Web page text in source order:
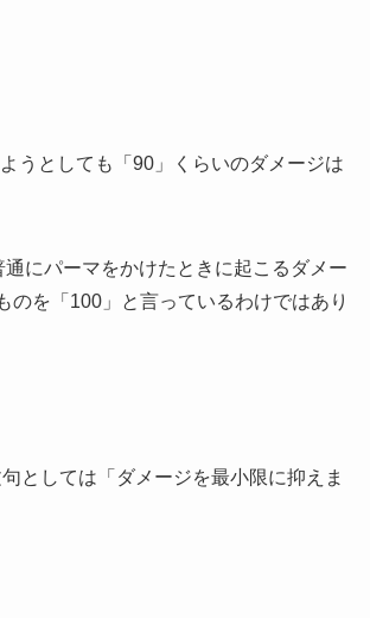
うとしても「90」くらいのダメージは
にパーマをかけたときに起こるダメー
を「100」と言っているわけではあり
としては「ダメージを最小限に抑えま